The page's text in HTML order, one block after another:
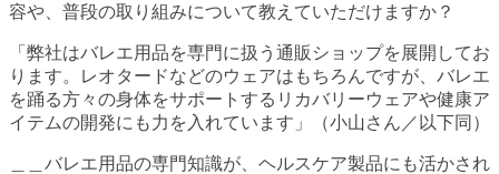
容や、普段の取り組みについて教えていただけますか？
「弊社はバレエ用品を専門に扱う通販ショップを展開してお
ります。レオタードなどのウェアはもちろんですが、バレエ
を踊る方々の身体をサポートするリカバリーウェアや健康ア
イテムの開発にも力を入れています」（小山さん／以下同）
＿＿バレエ用品の専門知識が、ヘルスケア製品にも活かされ